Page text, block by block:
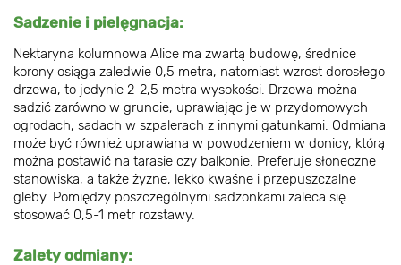
Sadzenie i pielęgnacja:
Nektaryna kolumnowa Alice ma zwartą budowę, średnice
korony osiąga zaledwie 0,5 metra, natomiast wzrost dorosłego
drzewa, to jedynie 2-2,5 metra wysokości. Drzewa można
sadzić zarówno w gruncie, uprawiając je w przydomowych
ogrodach, sadach w szpalerach z innymi gatunkami. Odmiana
może być również uprawiana w powodzeniem w donicy, którą
można postawić na tarasie czy balkonie. Preferuje słoneczne
stanowiska, a także żyzne, lekko kwaśne i przepuszczalne
gleby. Pomiędzy poszczególnymi sadzonkami zaleca się
stosować 0,5-1 metr rozstawy.
Zalety odmiany: